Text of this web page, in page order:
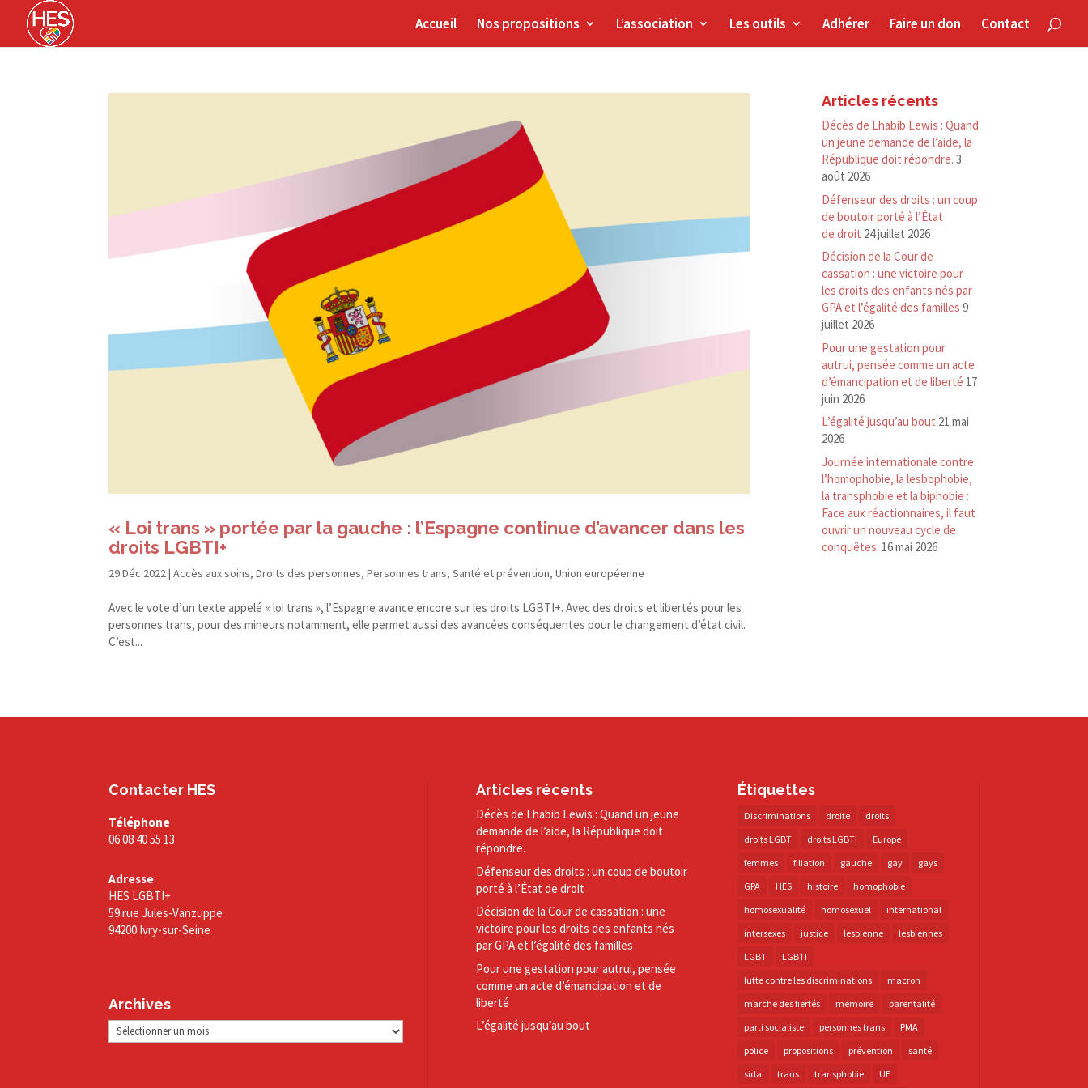
Accueil Nos propositions L’association Les outils Adhérer Faire un don Contact
« Loi trans » portée par la gauche : l’Espagne continue d’avancer dans les
droits LGBTI+
29 Déc 2022|Accès aux soins,Droits des personnes,Personnes trans,Santé et prévention,Union européenne
Avec le vote d’un texte appelé « loi trans », l’Espagne avance encore sur les droits LGBTI+. Avec des droits et libertés pour les
personnes trans, pour des mineurs notamment, elle permet aussi des avancées conséquentes pour le changement d’état civil.
C’est...
Articles récents
Décès de Lhabib Lewis : Quand
un jeune demande de l’aide, la
République doit répondre. 3
août 2026
Défenseur des droits : un coup
de boutoir porté à l’État
de droit 24 juillet 2026
Décision de la Cour de
cassation : une victoire pour
les droits des enfants nés par
GPA et l’égalité des familles 9
juillet 2026
Pour une gestation pour
autrui, pensée comme un acte
d’émancipation et de liberté 17
juin 2026
L’égalité jusqu’au bout 21 mai
2026
Journée internationale contre
l’homophobie, la lesbophobie,
la transphobie et la biphobie :
Face aux réactionnaires, il faut
ouvrir un nouveau cycle de
conquêtes. 16 mai 2026
Contacter HES
Téléphone
06 08 40 55 13
Adresse
HES LGBTI+
59 rue Jules-Vanzuppe
94200 Ivry-sur-Seine
Archives
Archives
Articles récents
Décès de Lhabib Lewis : Quand un jeune
demande de l’aide, la République doit
répondre.
Défenseur des droits : un coup de boutoir
porté à l’État de droit
Décision de la Cour de cassation : une
victoire pour les droits des enfants nés
par GPA et l’égalité des familles
Pour une gestation pour autrui, pensée
comme un acte d’émancipation et de
liberté
L’égalité jusqu’au bout
Étiquettes
Discriminations droite
droits
droits LGBT
droits LGBTI
Europe
femmes
filiation gauche gay
gays
GPA
HES histoire
homophobie
homosexualité
homosexuel
international
intersexes
justice lesbienne
lesbiennes
LGBT
LGBTI
lutte contre les discriminations
macron
marche des fiertés
mémoire
parentalité
parti socialiste
personnes trans
PMA
police
propositions prévention
santé
sida
trans transphobie UE